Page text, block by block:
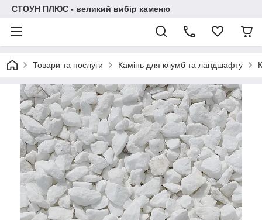
СТОУН ПЛЮС - великий вибір каменю
Товари та послуги Камінь для клумб та ландшафту